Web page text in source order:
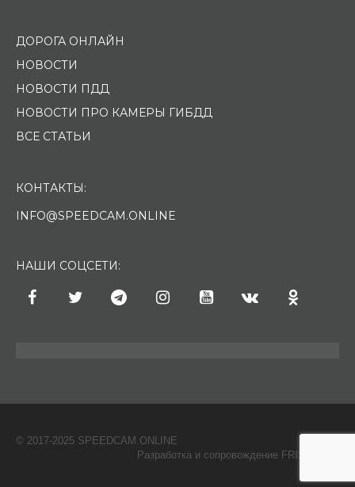
ДОРОГА ОНЛАЙН
НОВОСТИ
НОВОСТИ ПДД
НОВОСТИ ПРО КАМЕРЫ ГИБДД
ВСЕ СТАТЬИ
КОНТАКТЫ:
INFO@SPEEDCAM.ONLINE
НАШИ СОЦСЕТИ:
© 2017-2025 SPEEDCAM.ONLINE
Разработка и сопровождение FRISH & С